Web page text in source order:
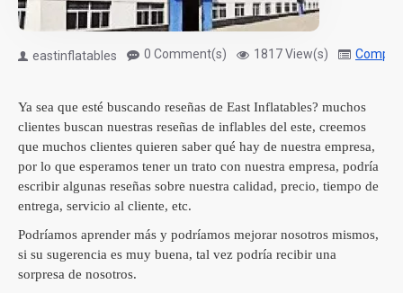
eastinflatables 0 Comment(s) 1817 View(s)
Ya sea que esté buscando reseñas de East Inflatables? muchos
clientes buscan nuestras reseñas de inflables del este, creemos
que muchos clientes quieren saber qué hay de nuestra empresa,
por lo que esperamos tener un trato con nuestra empresa, podría
escribir algunas reseñas sobre nuestra calidad, precio, tiempo de
entrega, servicio al cliente, etc.
Podríamos aprender más y podríamos mejorar nosotros mismos,
si su sugerencia es muy buena, tal vez podría recibir una
sorpresa de nosotros.